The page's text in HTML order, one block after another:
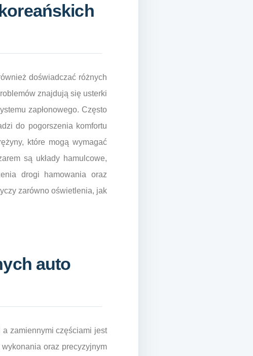
doświadczać różnych
znajdują się usterki
zapłonowego. Często
do pogorszenia komfortu
które mogą wymagać
są układy hamulcowe,
drogi hamowania oraz
zarówno oświetlenia, jak
auto
zamiennymi częściami jest
oraz precyzyjnym